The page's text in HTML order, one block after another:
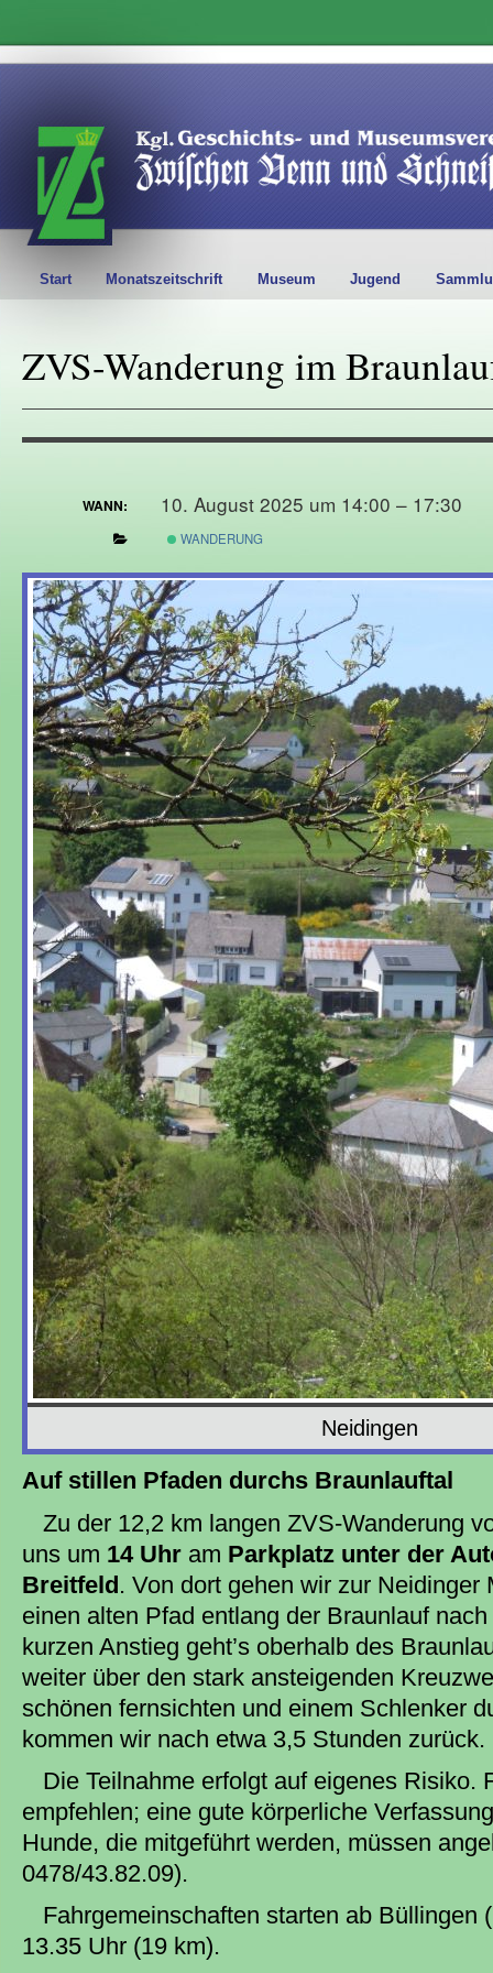
Start Monatszeitschrift Museum Jugend
ZVS-Wanderung im
WANN: 10. August 2025 um 14:00 – 17:30
WANDERUNG
Neidingen
Auf stillen Pfaden durchs Braunlauftal
Zu der 12,2 km langen ZVS-Wanderung
uns um 14 Uhr am Parkplatz unter der
Breitfeld. Von dort gehen wir zur Neidinger
einen alten Pfad entlang der Braunlauf
kurzen Anstieg geht’s oberhalb des
weiter über den stark ansteigenden
schönen fernsichten und einem Schlenker
kommen wir nach etwa 3,5 Stunden zurück.
Die Teilnahme erfolgt auf eigenes Risiko.
empfehlen; eine gute körperliche
Hunde, die mitgeführt werden, müssen
0478/43.82.09).
Fahrgemeinschaften starten ab Büllingen
13.35 Uhr (19 km).